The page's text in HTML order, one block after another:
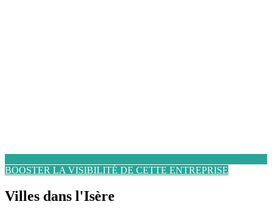
BOOSTER LA VISIBILITÉ DE CETTE ENTREPRISE
Villes dans l'Isère